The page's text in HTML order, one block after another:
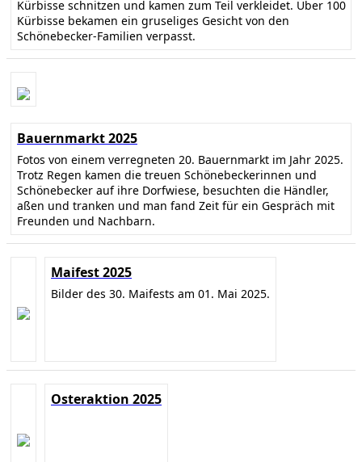
Kürbisse schnitzen und kamen zum Teil verkleidet. Über 100
Kürbisse bekamen ein gruseliges Gesicht von den
Schönebecker-Familien verpasst.
Bauernmarkt 2025
Fotos von einem verregneten 20. Bauernmarkt im Jahr 2025.
Trotz Regen kamen die treuen Schönebeckerinnen und
Schönebecker auf ihre Dorfwiese, besuchten die Händler,
aßen und tranken und man fand Zeit für ein Gespräch mit
Freunden und Nachbarn.
Maifest 2025
Bilder des 30. Maifests am 01. Mai 2025.
Osteraktion 2025